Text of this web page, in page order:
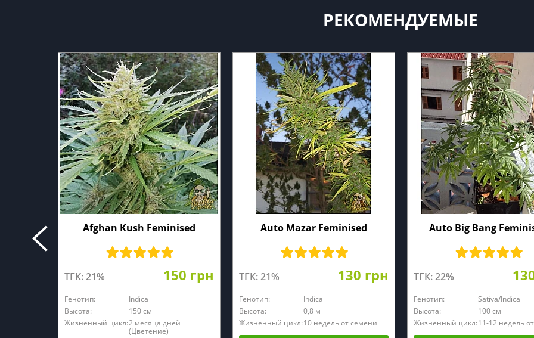
РЕКОМЕНДУЕМЫЕ
Afghan Kush Feminised
ТГК: 21% 150 грн
Генотип:
Indica
Высота:
150 см
Жизненный цикл:2 месяца дней
(Цветение)
Auto Mazar Feminised
ТГК: 21% 130 грн
Генотип:
Indica
Высота:
0,8 м
Жизненный цикл:10 недель от семени
Auto Big Bang
ТГК: 22%
Генотип:
Sativa/Indica
Высота:
100 см
Жизненный цикл:11-12 недель